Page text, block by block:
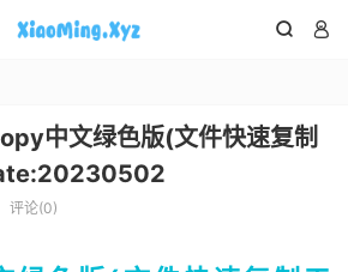
 
中文绿色版(文件快速复制
评论(0)